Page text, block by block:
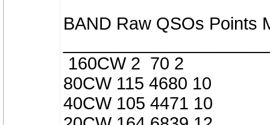
BAND Raw QSOs Points
160CW 2 70 2
80CW 115 4680 10
40CW 105 4471 10